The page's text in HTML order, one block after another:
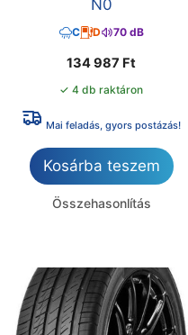
N0
C D 70 dB
134 987 Ft
✓ 4 db raktáron
Mai feladás, gyors postázás!
Kosárba teszem
Összehasonlítás